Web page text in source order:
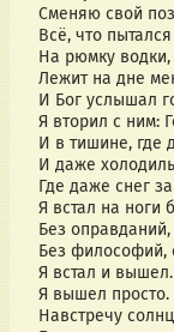
Сменяю свой
Всё, что
На рюмку
Лежит на дне
И Бог услышал
Я вторил с ним:
И в тишине, где
И даже
Где даже снег
Я встал на ноги
Без
Без философий,
Я встал и
Я вышел просто.
Навстречу